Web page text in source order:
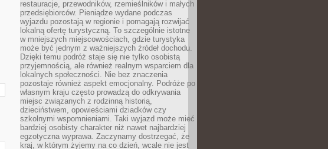
restauracje, przewodników, rzemieślników i małych
przedsiębiorców. Pieniądze wydane podczas
wyjazdu pozostają w regionie i pomagają rozwijać
lokalną ofertę turystyczną. To szczególnie istotne
w mniejszych miejscowościach, gdzie turystyka
może być jednym z ważniejszych źródeł dochodu.
Dzięki temu podróż staje się nie tylko osobistą
przyjemnością, ale również realnym wsparciem dla
lokalnych społeczności. Nie bez znaczenia
pozostaje również aspekt emocjonalny. Podróże po
własnym kraju często prowadzą do odkrywania
miejsc związanych z rodzinną historią,
dzieciństwem, opowieściami dziadków czy
szkolnymi wspomnieniami. Taki wyjazd może mieć
bardziej osobisty charakter niż nawet najbardziej
egzotyczna wyprawa. Zaczynamy dostrzegać, że
kraj, w którym żyjemy na co dzień, wcale nie jest